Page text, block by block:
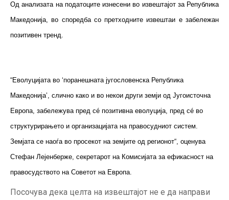
Од анализата на податоците изнесени во извештајот за Република
Македонија, во споредба со претходните извештаи е забележан
позитивен тренд.
“Еволуцијата во ‘поранешната југословенска Република
Македонија’, слично како и во некои други земји од Југоисточна
Европа, забележува пред сé позитивна еволуција, пред сé во
структурирањето и организацијата на правосудниот систем.
Земјата се наоѓа во просекот на земјите од регионот“, оценува
Стефан Лејенберже, секретарот на Комисијата за ефикасност на
правосудството на Советот на Европа.
Посочува дека целта на извештајот не е да направи